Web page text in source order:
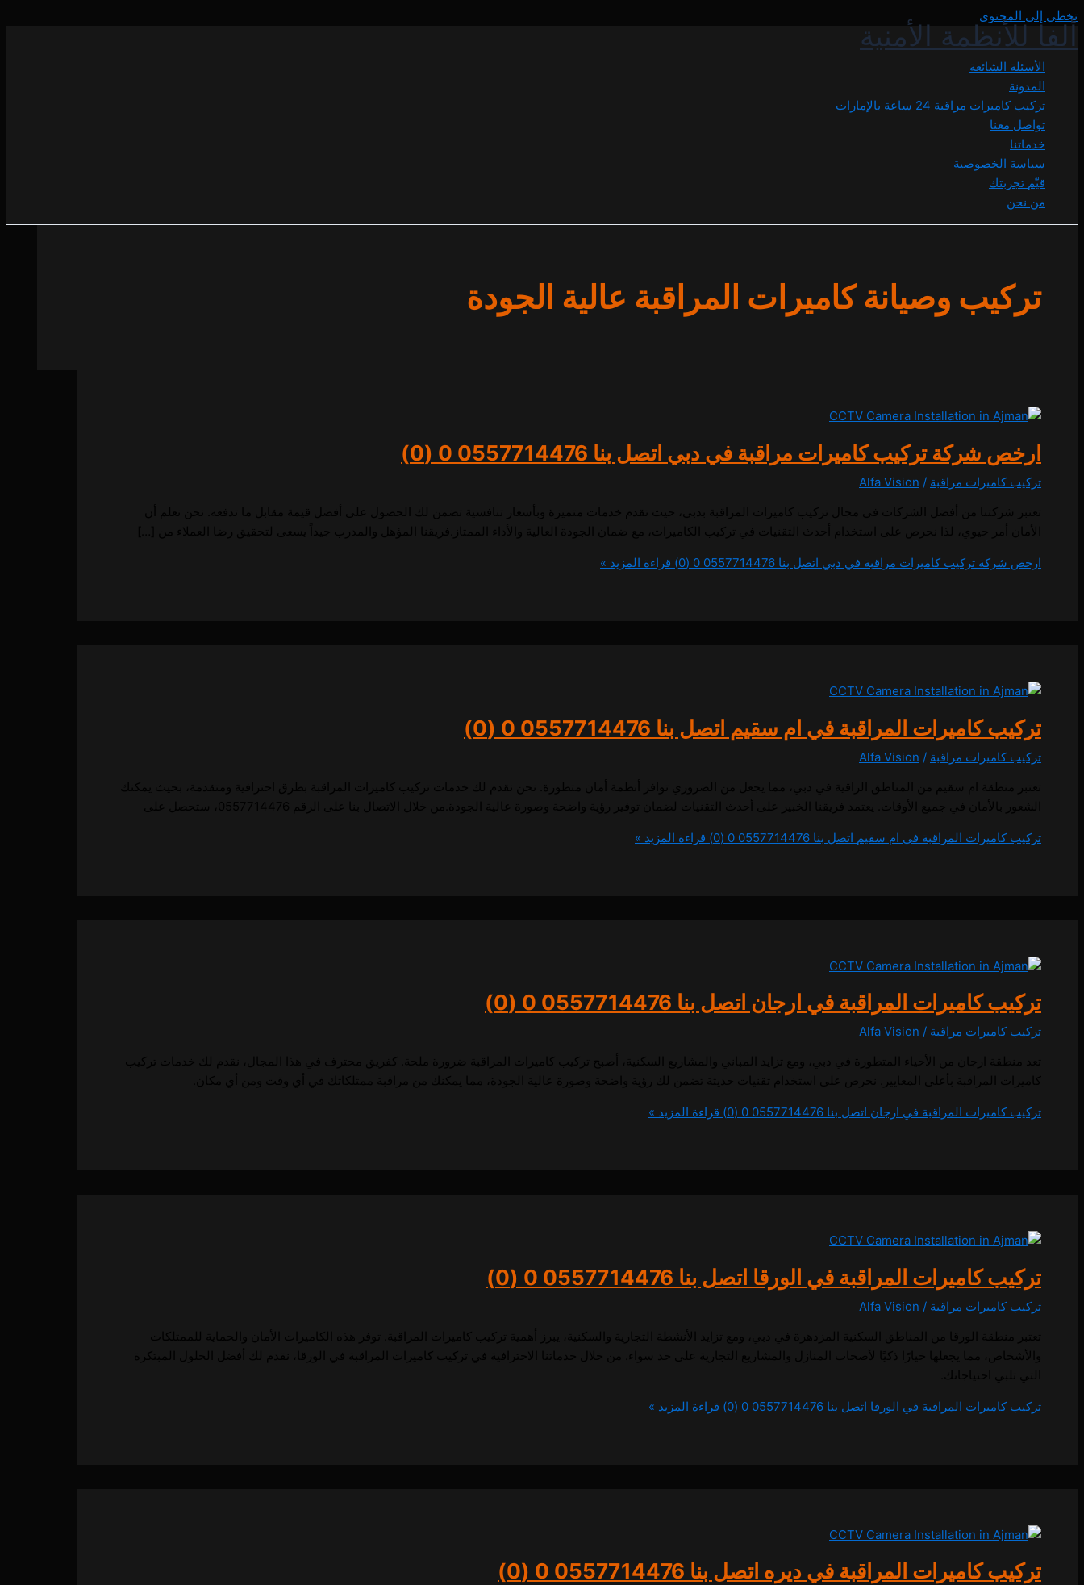
تخطي إلى المحتوى
ألفا للأنظمة الأمنية
الأسئلة الشائعة
المدونة
تركيب كاميرات مراقبة 24 ساعة بالإمارات
تواصل معنا
خدماتنا
سياسة الخصوصية
قيّم تجربتك
من نحن
تركيب وصيانة كاميرات المراقبة عالية الجودة
ارخص شركة تركيب كاميرات مراقبة في دبي اتصل بنا 0557714476 0 (0)
تركيب كاميرات مراقبة /
Alfa Vision
ارخص شركة تركيب كاميرات مراقبة في دبي اتصل بنا 0557714476 0 (0) قراءة المزيد »
تركيب كاميرات المراقبة في ام سقيم اتصل بنا 0557714476 0 (0)
تركيب كاميرات مراقبة /
Alfa Vision
تركيب كاميرات المراقبة في ام سقيم اتصل بنا 0557714476 0 (0) قراءة المزيد »
تركيب كاميرات المراقبة في ارجان اتصل بنا 0557714476 0 (0)
تركيب كاميرات مراقبة /
Alfa Vision
تركيب كاميرات المراقبة في ارجان اتصل بنا 0557714476 0 (0) قراءة المزيد »
تركيب كاميرات المراقبة في الورقا اتصل بنا 0557714476 0 (0)
تركيب كاميرات مراقبة /
Alfa Vision
تركيب كاميرات المراقبة في الورقا اتصل بنا 0557714476 0 (0) قراءة المزيد »
تركيب كاميرات المراقبة في ديره اتصل بنا 0557714476 0 (0)